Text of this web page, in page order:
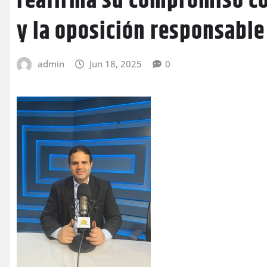
y la oposición responsable
admin Jun 18, 2025 0